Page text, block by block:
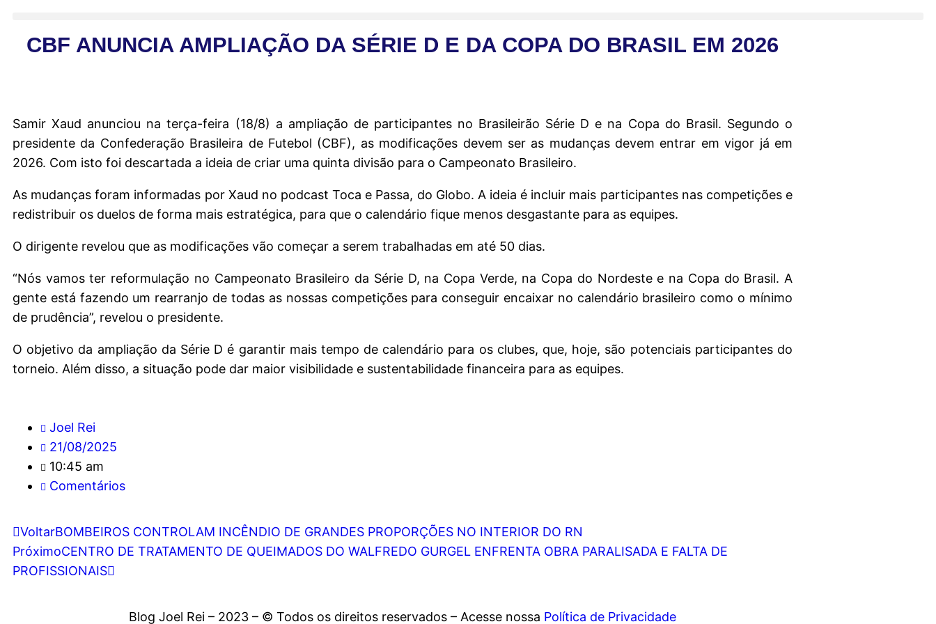
CBF ANUNCIA AMPLIAÇÃO DA SÉRIE D E DA COPA DO BRASIL EM 2026
Samir Xaud anunciou na terça-feira (18/8) a ampliação de participantes no Brasileirão Série D e na Copa do Brasil. Segundo o
presidente da Confederação Brasileira de Futebol (CBF), as modificações devem ser as mudanças devem entrar em vigor já em
2026. Com isto foi descartada a ideia de criar uma quinta divisão para o Campeonato Brasileiro.
As mudanças foram informadas por Xaud no podcast Toca e Passa, do Globo. A ideia é incluir mais participantes nas competições e
redistribuir os duelos de forma mais estratégica, para que o calendário fique menos desgastante para as equipes.
O dirigente revelou que as modificações vão começar a serem trabalhadas em até 50 dias.
“Nós vamos ter reformulação no Campeonato Brasileiro da Série D, na Copa Verde, na Copa do Nordeste e na Copa do Brasil. A
gente está fazendo um rearranjo de todas as nossas competições para conseguir encaixar no calendário brasileiro como o mínimo
de prudência”, revelou o presidente.
O objetivo da ampliação da Série D é garantir mais tempo de calendário para os clubes, que, hoje, são potenciais participantes do
torneio. Além disso, a situação pode dar maior visibilidade e sustentabilidade financeira para as equipes.
Joel Rei
21/08/2025
10:45 am
Comentários
VoltarBOMBEIROS CONTROLAM INCÊNDIO DE GRANDES PROPORÇÕES NO INTERIOR DO RN
PróximoCENTRO DE TRATAMENTO DE QUEIMADOS DO WALFREDO GURGEL ENFRENTA OBRA PARALISADA E FALTA DE
PROFISSIONAIS
Blog Joel Rei – 2023 – © Todos os direitos reservados – Acesse nossa Política de Privacidade